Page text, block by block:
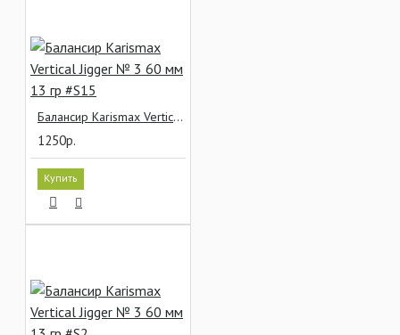
Балансир Karismax Vertical Jigger № 3 60 мм 13 гр #S15
1250р.
Купить